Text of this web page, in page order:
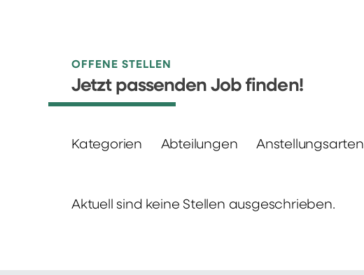
OFFENE STELLEN
Jetzt passenden Job finden!
Kategorien Abteilungen Anstellungsarten
Aktuell sind keine Stellen ausgeschrieben.